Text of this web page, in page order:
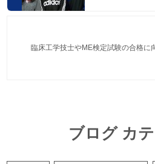
臨床工学技士やME検定試験の合格に
ブログ カ